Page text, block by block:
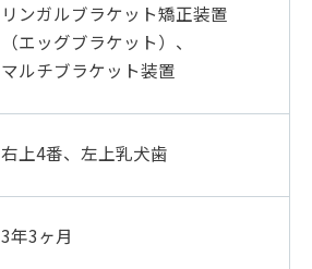
リンガルブラケット矯正装置
（エッグブラケット）、
マルチブラケット装置
右上4番、左上乳犬歯
3年3ヶ月